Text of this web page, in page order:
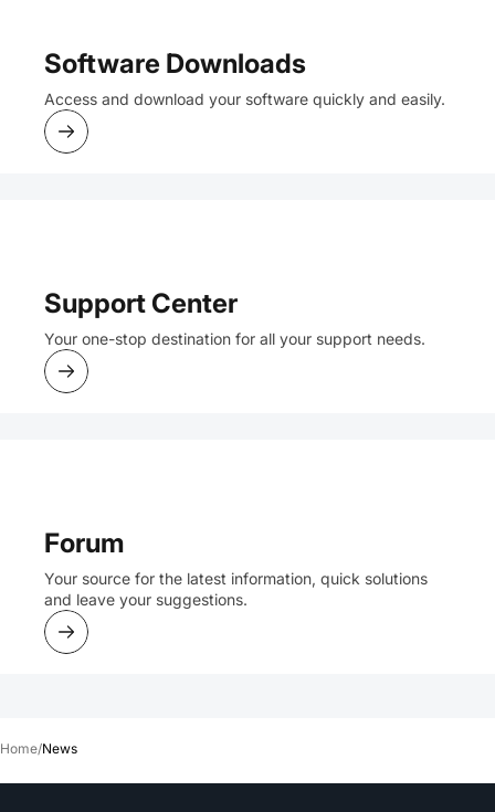
Software Downloads
Access and download your software quickly and easily.
Support Center
Your one-stop destination for all your support needs.
Forum
Your source for the latest information, quick solutions
and leave your suggestions.
Home/News